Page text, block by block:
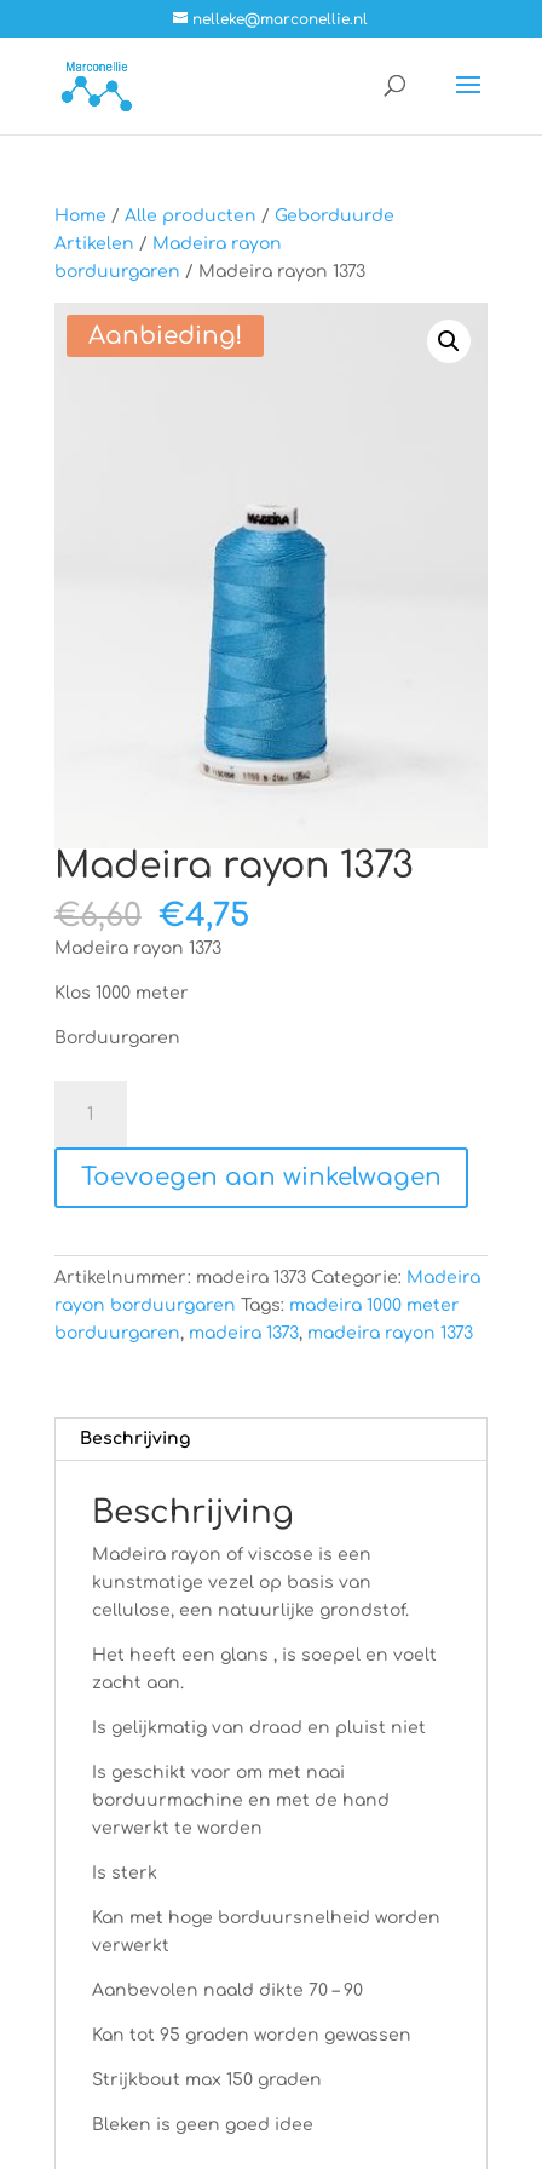
nelleke@marconellie.nl
Home / Alle producten / Geborduurde
Artikelen / Madeira rayon
borduurgaren / Madeira rayon 1373
Aanbieding!
Madeira rayon 1373
€6,60 Oorspronkelijke
prijs
€6,60.
€4,75Huidige
Madeira rayon 1373
Klos 1000 meter
Borduurgaren
rayon
1373
aantal
Toevoegen aan winkelwagen
Artikelnummer: madeira 1373 Categorie: Madeira
rayon borduurgaren Tags: madeira 1000 meter
borduurgaren, madeira 1373, madeira rayon 1373
Beschrijving
Beschrijving
Madeira rayon of viscose is een
kunstmatige vezel op basis van
cellulose, een natuurlijke grondstof.
Het heeft een glans , is soepel en voelt
zacht aan.
Is gelijkmatig van draad en pluist niet
Is geschikt voor om met naai
borduurmachine en met de hand
verwerkt te worden
Is sterk
Kan met hoge borduursnelheid worden
verwerkt
Aanbevolen naald dikte 70 – 90
Kan tot 95 graden worden gewassen
Strijkbout max 150 graden
Bleken is geen goed idee